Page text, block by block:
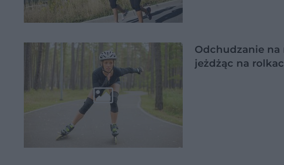
Odchudzanie
jeżdżąc na